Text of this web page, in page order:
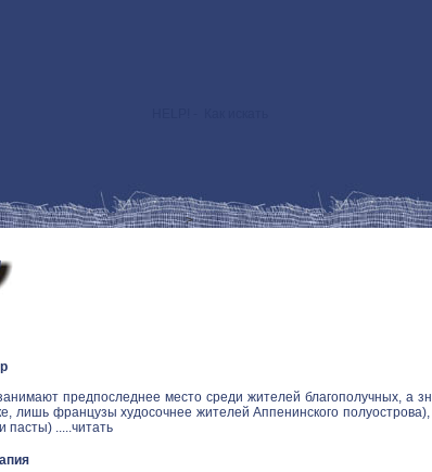
>
предпоследнее место среди жителей благополучных, а
лишь французы худосочнее жителей Аппенинского
пасты) .....читать